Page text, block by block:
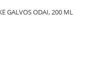
GALVOS ODAI, 200 ML